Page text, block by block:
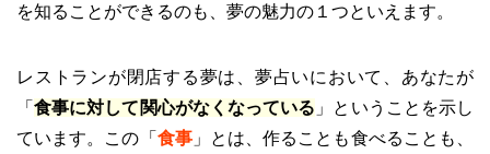
を知ることができるのも、夢の魅力の１つといえます。
レストランが閉店する夢は、夢占いにおいて、あなたが
「食事に対して関心がなくなっている 」ということを示し
ています。この「 食事」とは、作ることも食べることも、